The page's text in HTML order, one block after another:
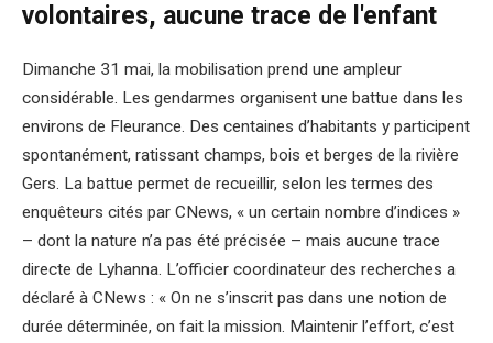
volontaires, aucune trace de l'enfant
Dimanche 31 mai, la mobilisation prend une ampleur
considérable. Les gendarmes organisent une battue dans les
environs de Fleurance. Des centaines d’habitants y participent
spontanément, ratissant champs, bois et berges de la rivière
Gers. La battue permet de recueillir, selon les termes des
enquêteurs cités par CNews, « un certain nombre d’indices »
– dont la nature n’a pas été précisée – mais aucune trace
directe de Lyhanna. L’officier coordinateur des recherches a
déclaré à CNews : « On ne s’inscrit pas dans une notion de
durée déterminée, on fait la mission. Maintenir l’effort, c’est